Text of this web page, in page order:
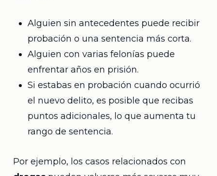
Alguien sin antecedentes puede recibir
probación o una sentencia más corta.
Alguien con varias felonías puede
enfrentar años en prisión.
Si estabas en probación cuando ocurrió
el nuevo delito, es posible que recibas
puntos adicionales, lo que aumenta tu
rango de sentencia.
Por ejemplo, los casos relacionados con